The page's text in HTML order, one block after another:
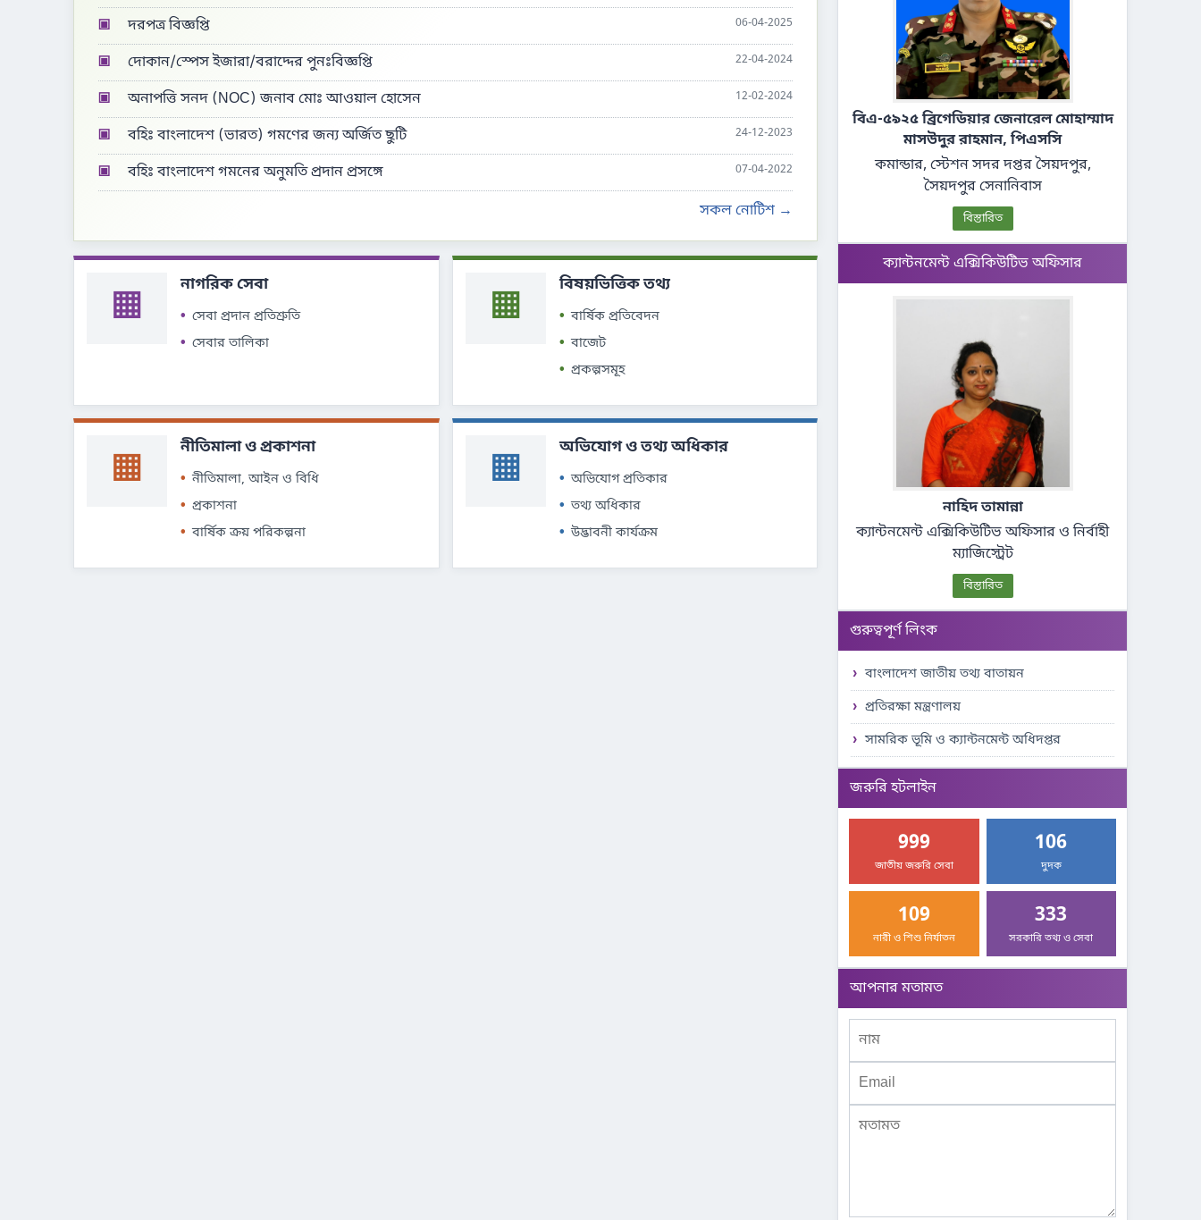
সৈয়দপুর ক্যান্টনমেন্ট বোর্ড সৈয়দপুর।
▣ দরপত্র বিজ্ঞপ্তি 06-04-2025
▣ দোকান/স্পেস ইজারা/বরাদ্দের পুনঃবিজ্ঞপ্তি 22-04-2024
▣ অনাপত্তি সনদ (NOC) জনাব মোঃ আওয়াল হোসেন 12-02-2024
▣ বহিঃ বাংলাদেশ (ভারত) গমণের জন্য অর্জিত ছুটি 24-12-2023
▣ বহিঃ বাংলাদেশ গমনের অনুমতি প্রদান প্রসঙ্গে 07-04-2022
সকল নোটিশ →
▦ নাগরিক সেবা
সেবা প্রদান প্রতিশ্রুতি
সেবার তালিকা
▦ বিষয়ভিত্তিক তথ্য
বার্ষিক প্রতিবেদন
বাজেট
প্রকল্পসমূহ
▦ নীতিমালা ও প্রকাশনা
নীতিমালা, আইন ও বিধি
প্রকাশনা
বার্ষিক ক্রয় পরিকল্পনা
▦ অভিযোগ ও তথ্য অধিকার
অভিযোগ প্রতিকার
তথ্য অধিকার
উদ্ভাবনী কার্যক্রম
বিএ-৫৯২৫ ব্রিগেডিয়ার জেনারেল মোহাম্মাদ
মাসউদুর রাহমান, পিএসসি
কমান্ডার, স্টেশন সদর দপ্তর সৈয়দপুর,
সৈয়দপুর সেনানিবাস
বিস্তারিত
ক্যান্টনমেন্ট এক্সিকিউটিভ অফিসার
নাহিদ তামান্না
ক্যান্টনমেন্ট এক্সিকিউটিভ অফিসার ও নির্বাহী
ম্যাজিস্ট্রেট
বিস্তারিত
গুরুত্বপূর্ণ লিংক
বাংলাদেশ জাতীয় তথ্য বাতায়ন
প্রতিরক্ষা মন্ত্রণালয়
সামরিক ভূমি ও ক্যান্টনমেন্ট অধিদপ্তর
জরুরি হটলাইন
999
জাতীয় জরুরি সেবা
106
দুদক
109
নারী ও শিশু নির্যাতন
333
সরকারি তথ্য ও সেবা
আপনার মতামত